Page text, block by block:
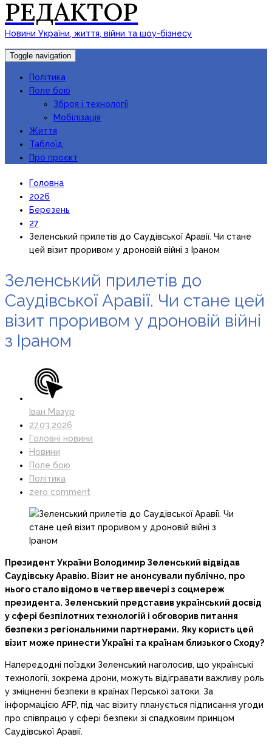
РЕДАКТОР
Новини України, життя, війни та шоу-бізнесу
Toggle navigation
Політика
Поле бою
Зброя і технології
Мобілізація
Життя
Таблоїд
Про проєкт
Головна
2026
Березень
27
Зеленський прилетів до Саудівської Аравії. Чи стане
цей візит проривом у дроновій війні з Іраном
Зеленський прилетів до
Саудівської Аравії. Чи стане цей
візит проривом у дроновій війні
з Іраном
Іван Мазур
27.03.2026
Головні новини
Новини
Поле бою
Політика
zero comment
Президент України Володимир Зеленський відвідав
Саудівську Аравію. Візит не анонсували публічно, про
нього стало відомо в четвер ввечері з соцмереж
президента. Зеленський представив український досвід
у сфері безпілотних технологій і обговорив питання
безпеки з регіональними партнерами. Яку користь цей
візит може принести Україні та країнам близького Сходу?
Напередодні поїздки Зеленський наголосив, що українські
технології, зокрема дрони, можуть відігравати важливу роль
у зміцненні безпеки в країнах Перської затоки. За
інформацією AFP, під час візиту планується підписання угоди
про співпрацю у сфері безпеки зі спадковим принцом
Саудівської Аравії.